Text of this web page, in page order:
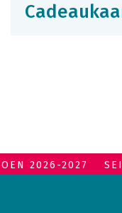
2026-2027